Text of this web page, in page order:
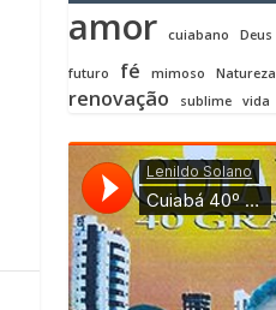
amor cuiabano Deus
futuro fé mimoso Natureza
renovação sublime vida